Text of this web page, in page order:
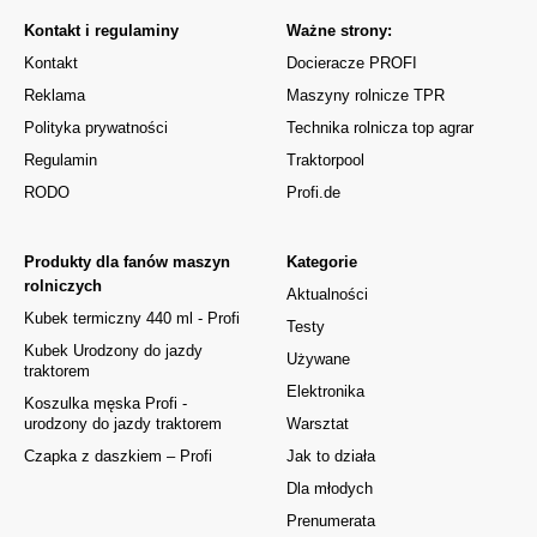
Kontakt i regulaminy
Kontakt
Reklama
Polityka prywatności
Regulamin
RODO
Kategorie
Aktualności
Testy
Używane
Elektronika
Warsztat
Jak to działa
Dla młodych
Prenumerata
Produkty dla fanów maszyn
rolniczych
Kubek termiczny 440 ml - Profi
Kubek Urodzony do jazdy
traktorem
Koszulka męska Profi -
urodzony do jazdy traktorem
Czapka z daszkiem – Profi
Ważne strony:
Docieracze PROFI
Maszyny rolnicze TPR
Technika rolnicza top agrar
Traktorpool
Profi.de